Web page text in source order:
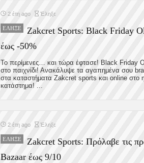
2 έτη ago Έληξε
ΈΛΗΞΕ
Zakcret Sports: Black Friday
έως -50%
Το περίμενες… και τώρα έφτασε! Black Friday
στο παιχνίδι! Ανακάλυψε τα αγαπημένα σου
στα καταστήματα Zakcret sports και online στο
κατάστημα! ...
2 έτη ago Έληξε
ΈΛΗΞΕ
Zakcret Sports: Πρόλαβε τις
Bazaar έως 9/10